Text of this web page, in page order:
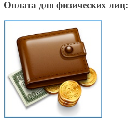
Оплата для физических лиц: